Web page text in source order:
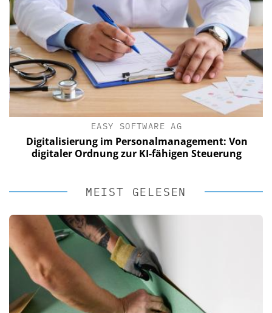
EASY SOFTWARE AG
Digitalisierung im Personalmanagement: Von
digitaler Ordnung zur KI-fähigen Steuerung
MEIST GELESEN